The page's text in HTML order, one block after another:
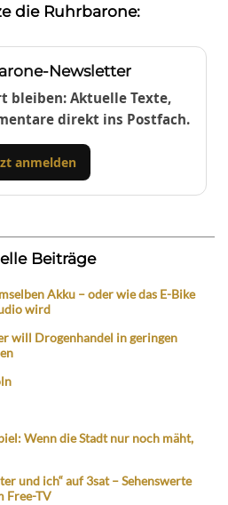
die Ruhrbarone:
Newsletter
bleiben: Aktuelle Texte,
direkt ins Postfach.
anmelden
Beiträge
Akku – oder wie das E-Bike
wird
will Drogenhandel in geringen
Wenn die Stadt nur noch mäht,
und ich“ auf 3sat – Sehenswerte
Free-TV